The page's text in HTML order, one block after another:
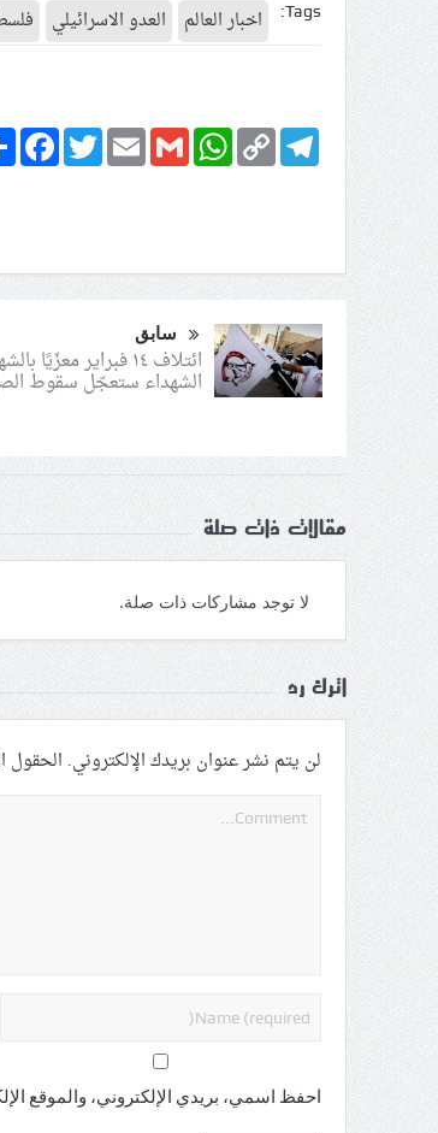
Tags: اخبار العالم العدو الاسرائيلي
TwitterEmailGmail
WhatsApp Copy
Link
Telegram
سابق
ائتلاف ١٤ فبراير
الشهداء ستعجّل سقوط
مقالات ذات صلة
لا توجد مشاركات ذات صلة.
اترك رد
لن يتم نشر عنوان بريدك الإلكتروني. الحقول
احفظ اسمي، بريدي الإلكتروني، والموقع